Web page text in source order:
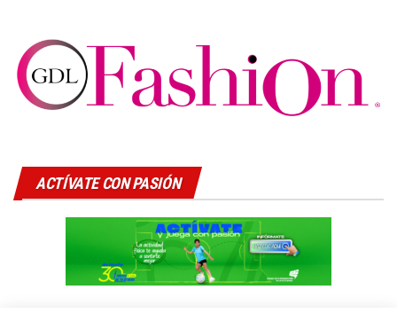
GDLFASHION
ACTÍVATE CON PASIÓN